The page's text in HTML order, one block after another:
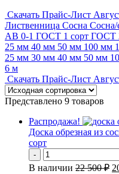
Скачать Прайс-Лист
Лиственница Сосна Сосна/
АВ 0-1 ГОСТ 1 сорт ГОСТ
25 мм 40 мм 50 мм 100 мм
25 мм 30 мм 40 мм 50 мм
6 м
Скачать Прайс-Лист
Представлено 9 товаров
Распродажа!
Доска обрезная из
сорт
-
В наличии 22 500₽